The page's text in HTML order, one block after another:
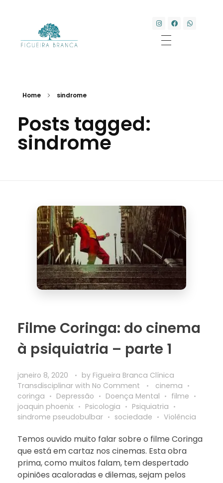
Home sindrome
Posts tagged:
sindrome
Filme Coringa: do cinema
à psiquiatria – parte 1
janeiro 8, 2020 by Figueira Branca Clínica
Transdisciplinar with No Comment
cinema
coringa
Depressão Doença Mental
filme
joaquin phoenix
Psicologia
Psiquiatria
sindrome pseudobulbar
sociedade Violência
Temos ouvido muito falar sobre o filme Coringa
que está em cartaz nos cinemas. Esta obra
prima, como muitos falam, tem despertado
opiniões acaloradas e dilemas, sejam pelos